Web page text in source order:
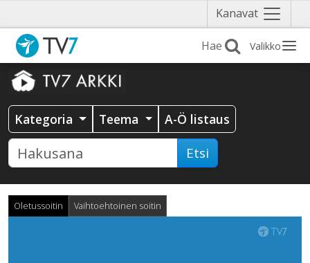
Kanavat Näytä
valikko
Valikko
Kategoria Teema A-Ö listaus
Etsi
Oletussoitin Vaihtoehtoinen soitin